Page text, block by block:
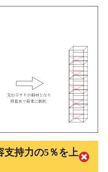
支持力の5％を上